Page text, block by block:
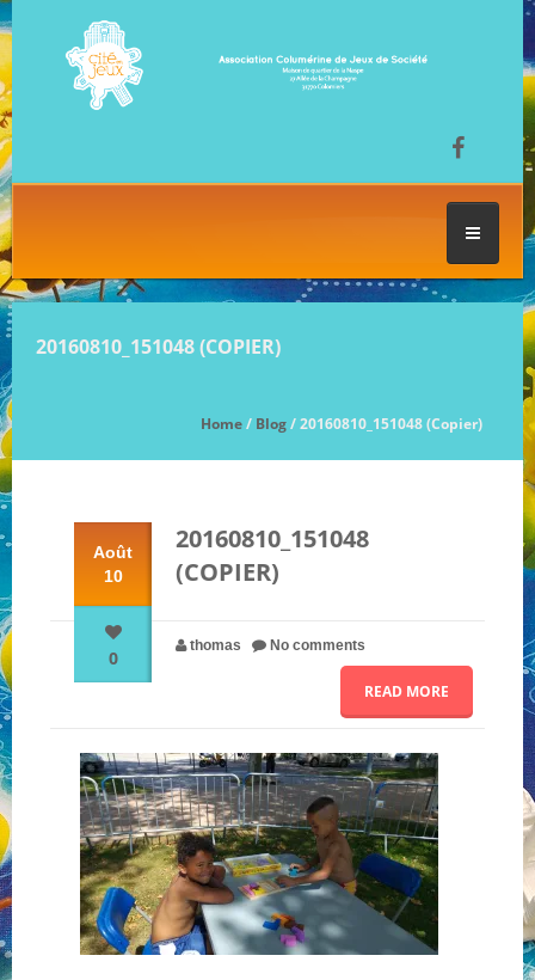
FESTIVAL DU JEU
NOS PARTENAIRES
QUI SOMMES-NOUS ?
NOUS CONTACTER !
20160810_151048 (COPIER)
Home/ Blog/ 20160810_151048 (Copier)
Août
10
0
20160810_151048
(COPIER)
thomas No comments
READ MORE